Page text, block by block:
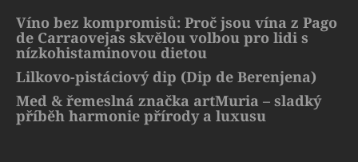
Víno bez kompromisů: Proč jsou vína z Pago
de Carraovejas skvělou volbou pro lidi s
nízkohistaminovou dietou
Lilkovo-pistáciový dip (Dip de Berenjena)
Med & řemeslná značka artMuria – sladký
příběh harmonie přírody a luxusu